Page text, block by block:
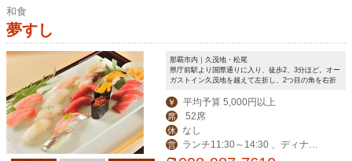
和食
夢すし
那覇市内｜久茂地・松尾
県庁前駅より国際通りに入り、徒歩2、3分ほど。オー
ガストイン久茂地を越えて左折し、2つ目の角を右折
￥ 平均予算 5,000円以上
席 52席
休 なし
営
ランチ11:30～14:30 、ディナー1